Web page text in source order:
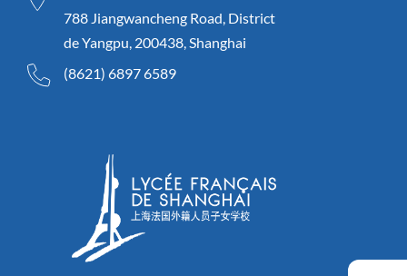
788 Jiangwancheng Road, District
de Yangpu, 200438, Shanghai
(8621) 6897 6589